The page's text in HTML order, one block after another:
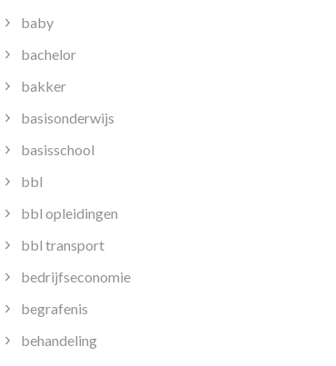
baby
bachelor
bakker
basisonderwijs
basisschool
bbl
bbl opleidingen
bbl transport
bedrijfseconomie
begrafenis
behandeling